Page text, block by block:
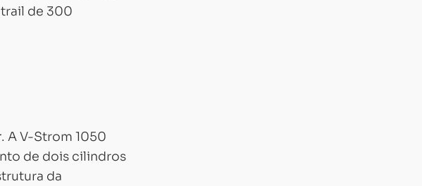
de 300
. A V-Strom 1050
de dois cilindros
da